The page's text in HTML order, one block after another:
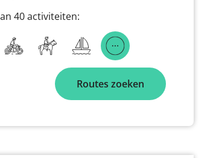
40 activiteiten:
Routes zoeken